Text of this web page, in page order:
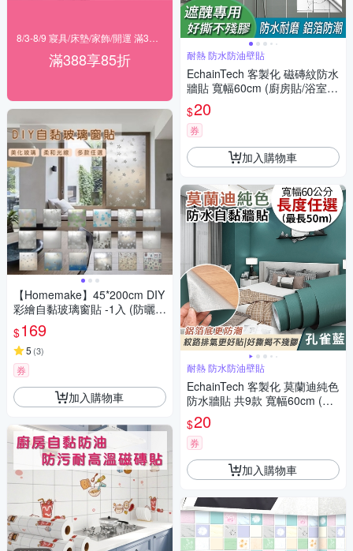
滿388享85折
【Homemake】45*200cm DIY
彩繪自黏玻璃窗貼 -1入 (防曬/
遮陽/玻璃貼/保護隱私/美化佈
置)
$169
5 (3)
券
加入購物車
耐熱 防水防油壁貼
EchainTech 客製化 磁磚紋防水
牆貼 寬幅60cm (廚房貼/浴室
貼/磁磚貼/牆貼/檯面貼/桌面貼/
壁貼/壁紙/門貼/防水防油/耐熱)
$20
券
加入購物車
耐熱 防水防油壁貼
EchainTech 客製化 莫蘭迪純色
防水牆貼 共9款 寬幅60cm (牆
貼/木紋貼/壁紙/門貼/防水防油)
$20
券
加入購物車